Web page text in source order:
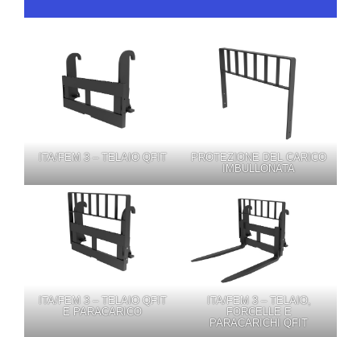
ITA/FEM 3 – TELAIO QFIT
PROTEZIONE DEL CARICO
IMBULLONATA
ITA/FEM 3 – TELAIO QFIT
E PARACARICO
ITA/FEM 3 – TELAIO,
FORCELLE E
PARACARICHI QFIT